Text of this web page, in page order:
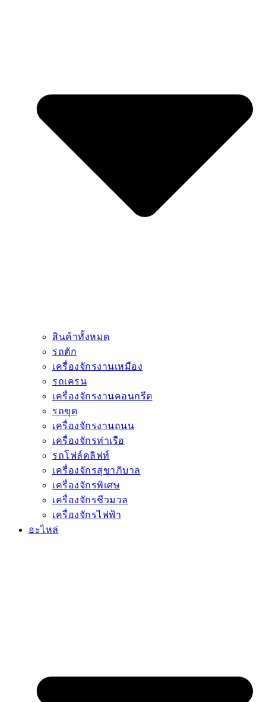
สินค้าทั้งหมด
รถตัก
เครื่องจักรงานเหมือง
รถเครน
เครื่องจักรงานคอนกรีต
รถขุด
เครื่องจักรงานถนน
เครื่องจักรท่าเรือ
รถโฟล์คลิฟท์
เครื่องจักรสุขาภิบาล
เครื่องจักรพิเศษ
เครื่องจักรชีวมวล
เครื่องจักรไฟฟ้า
อะไหล่